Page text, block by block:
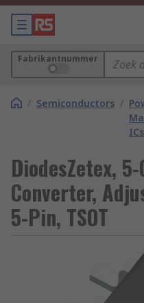
Fabrikantnummer
/ Semiconductors /
ICs
DiodesZetex,
Converter,
5-Pin, TSOT